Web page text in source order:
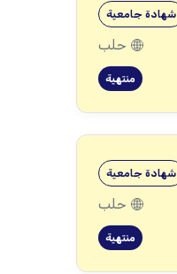
شهادة جامعية
حلب
منتهية
شهادة جامعية
حلب
منتهية